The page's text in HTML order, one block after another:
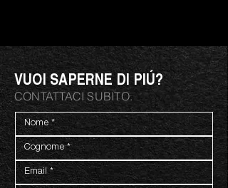
VUOI SAPERNE DI PIÚ?
CONTATTACI SUBITO.